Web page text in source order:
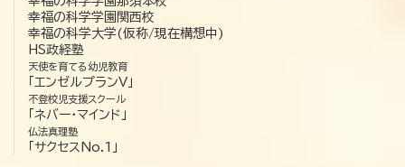
幸福の科学学園関西校
幸福の科学大学(仮称/現在構想中)
HS政経塾
天使を育てる幼児教育
「エンゼルプランV」
不登校児支援スクール
「ネバー・マインド」
仏法真理塾
「サクセスNo.1」